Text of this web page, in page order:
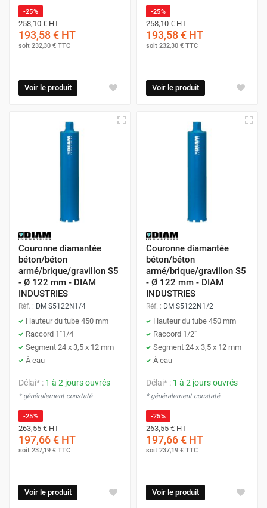
-25%
258,10 €HT
193,58 € HT
soit 232,30 € TTC
Voir le produit
-25%
258,10 €HT
193,58 € HT
soit 232,30 € TTC
Voir le produit
Couronne diamantée
béton/béton
armé/brique/gravillon S5
- Ø 122 mm - DIAM
INDUSTRIES
Réf. : DM S5122N1/4
Hauteur du tube 450 mm
Raccord 1"1/4
Segment 24 x 3,5 x 12 mm
À eau
Délai* : 1 à 2 jours ouvrés
* généralement constaté
-25%
263,55 €HT
197,66 € HT
soit 237,19 € TTC
Voir le produit
Couronne diamantée
béton/béton
armé/brique/gravillon S5
- Ø 122 mm - DIAM
INDUSTRIES
Réf. : DM S5122N1/2
Hauteur du tube 450 mm
Raccord 1/2"
Segment 24 x 3,5 x 12 mm
À eau
Délai* : 1 à 2 jours ouvrés
* généralement constaté
-25%
263,55 €HT
197,66 € HT
soit 237,19 € TTC
Voir le produit